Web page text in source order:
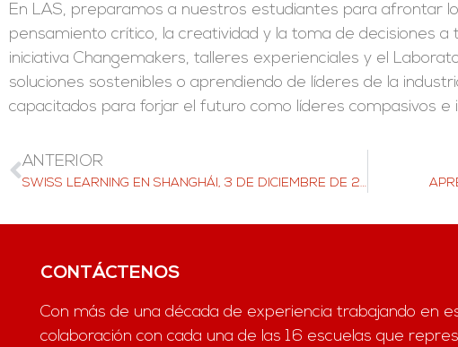
En LAS, preparamos a nuestros estudiantes para afrontar
pensamiento crítico, la creatividad y la toma de decisiones
iniciativa Changemakers, talleres experienciales y el
soluciones sostenibles o aprendiendo de líderes de la
capacitados para forjar el futuro como líderes compasivos e
ANTERIOR
SWISS LEARNING EN SHANGHÁI, 3 DE DICIEMBRE DE 2025
CONTÁCTENOS
Con más de una década de experiencia trabajando en
colaboración con cada una de las 16 escuelas que